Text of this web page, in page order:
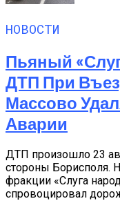
НОВОСТИ
Пьяный
ДТП При
Массово
Аварии
ДТП произошло 23
стороны Борисполя.
фракции «Слуга
спровоцировал